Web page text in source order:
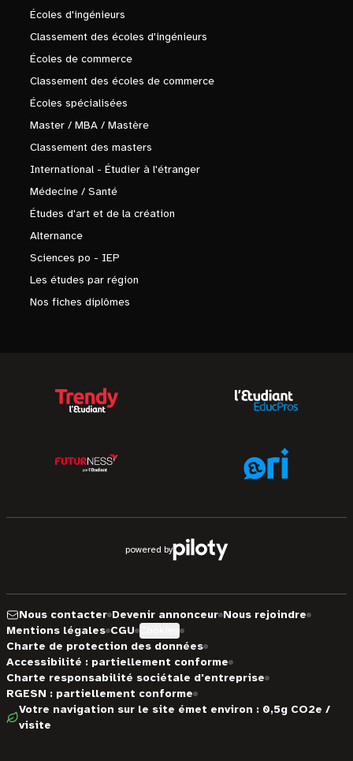
Écoles d'ingénieurs
Classement des écoles d'ingénieurs
Écoles de commerce
Classement des écoles de commerce
Écoles spécialisées
Master / MBA / Mastère
Classement des masters
International - Étudier à l'étranger
Médecine / Santé
Études d'art et de la création
Alternance
Sciences po - IEP
Les études par région
Nos fiches diplômes
powered by
Nous contacter Devenir annonceur Nous rejoindre
Mentions légales CGU
Charte de protection des données
Accessibilité : partiellement conforme
Charte responsabilité sociétale d'entreprise
RGESN : partiellement conforme
Votre navigation sur le site émet environ : 0,5g CO2e /
visite